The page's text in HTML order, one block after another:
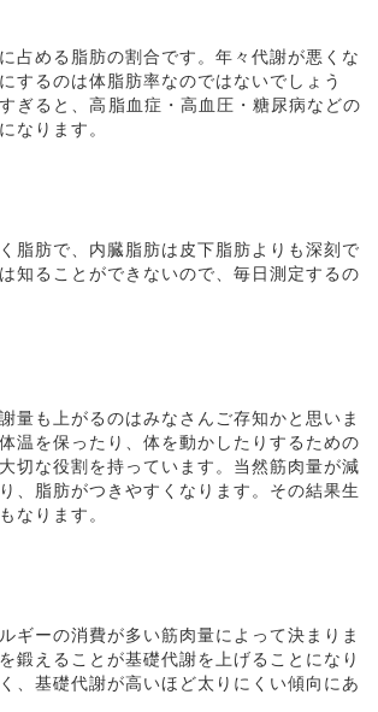
占める脂肪の割合です。年々代謝が悪くな
するのは体脂肪率なのではないでしょう
ぎると、高脂血症・高血圧・糖尿病などの
なります。
脂肪で、内臓脂肪は皮下脂肪よりも深刻で
知ることができないので、毎日測定するの
量も上がるのはみなさんご存知かと思いま
温を保ったり、体を動かしたりするための
切な役割を持っています。当然筋肉量が減
、脂肪がつきやすくなります。その結果生
なります。
ギーの消費が多い筋肉量によって決まりま
鍛えることが基礎代謝を上げることになり
、基礎代謝が高いほど太りにくい傾向にあ